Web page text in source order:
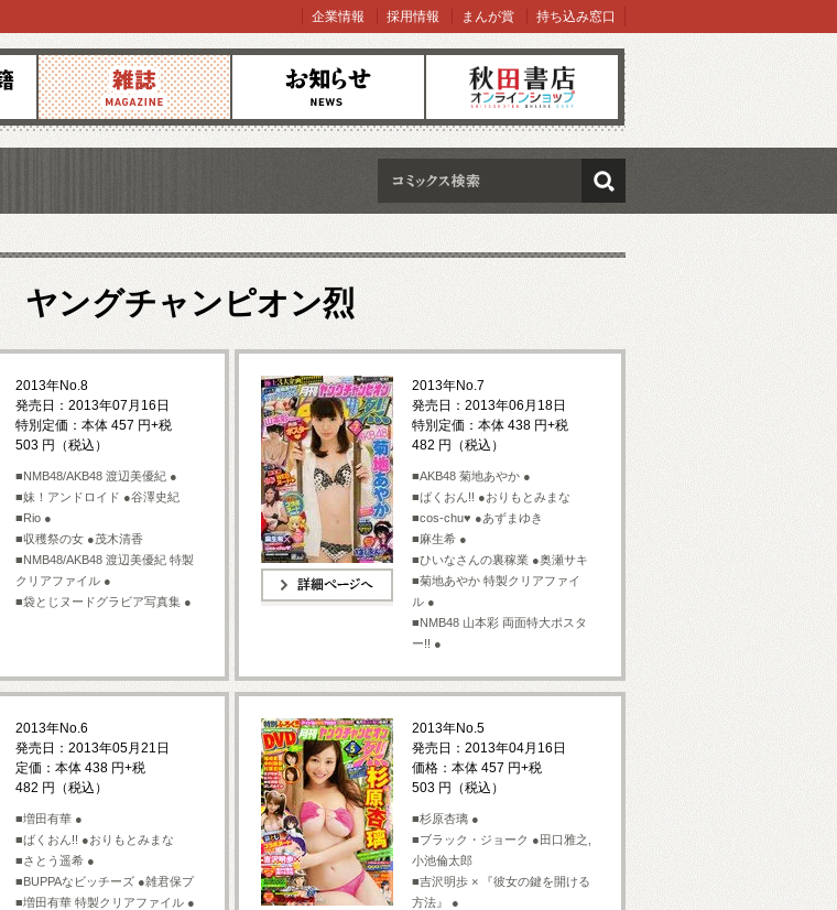
雑誌 お知らせ オンラインショップ
企業情報 採用情報 まんが賞 持ち込み窓口
検索
ヤングチャンピオン烈
2013年No.8
発売日：2013年07月16日
特別定価：本体 457 円+税
503 円（税込）
■NMB48/AKB48 渡辺美優紀 ●
■妹！アンドロイド ●谷澤史紀
■Rio ●
■収穫祭の女 ●茂木清香
■NMB48/AKB48 渡辺美優紀 特製
クリアファイル ●
■袋とじヌードグラビア写真集 ●
2013年No.7
発売日：2013年06月18日
特別定価：本体 438 円+税
482 円（税込）
■AKB48 菊地あやか ●
■ばくおん!! ●おりもとみまな
■cos-chu♥ ●あずまゆき
■麻生希 ●
■ひいなさんの裏稼業 ●奥瀬サキ
■菊地あやか 特製クリアファイ
ル ●
■NMB48 山本彩 両面特大ポスタ
ー!! ●
2013年No.6
発売日：2013年05月21日
定価：本体 438 円+税
482 円（税込）
■増田有華 ●
■ばくおん!! ●おりもとみまな
■さとう遥希 ●
■BUPPAなビッチーズ ●雑君保プ
■増田有華 特製クリアファイル ●
2013年No.5
発売日：2013年04月16日
価格：本体 457 円+税
503 円（税込）
■杉原杏璃 ●
■ブラック・ジョーク ●田口雅之,
小池倫太郎
■吉沢明歩 × 『彼女の鍵を開ける
方法』 ●